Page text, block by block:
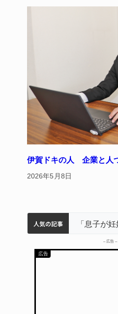
伊賀ドキの人 企業と人
2026年5月8日
人気の記事
器物損壊容疑で83歳女逮捕 伊賀署
中学校の陶壁モニュメント 地元建設会社がボランティアで清掃 伊賀
名張市立病院のDMAT、熊本地震の被災地へ 能登以来3回目の派遣
「息子が妊娠させた」母娘だまされ400万円詐欺被害 名張
– 広告 –